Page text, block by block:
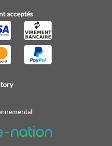
acceptés